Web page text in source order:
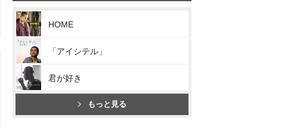
HOME
「アイシテル」
君が好き
もっと見る